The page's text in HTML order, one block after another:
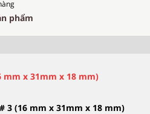
phẩm
mm x 31mm x 18 mm)
3 (16 mm x 31mm x 18 mm)